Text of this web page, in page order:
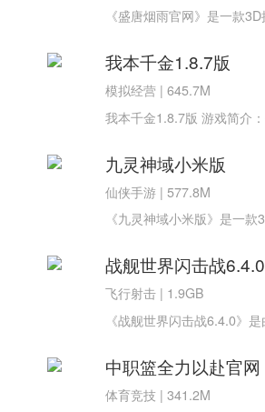
我本千金1.8.7版
模拟经营 |645.7M
九灵神域小米版
仙侠手游 |577.8M
战舰世界闪击战6.4.0
飞行射击 | 1.9GB
中职篮全力以赴官网
体育竞技 |341.2M